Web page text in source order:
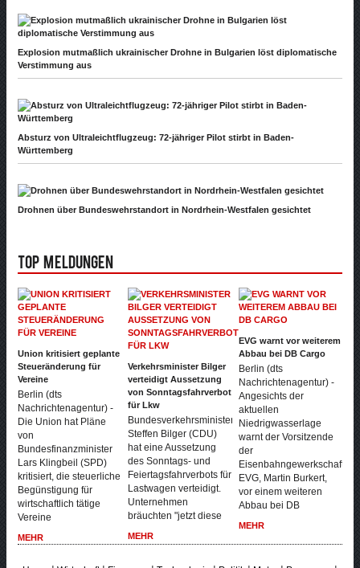
Explosion mutmaßlich ukrainischer Drohne in Bulgarien löst diplomatische
Verstimmung aus
Absturz von Ultraleichtflugzeug: 72-jähriger Pilot stirbt in Baden-
Württemberg
Drohnen über Bundeswehrstandort in Nordrhein-Westfalen gesichtet
Top Meldungen
Union kritisiert geplante
Steueränderung für
Vereine
Berlin (dts
Nachrichtenagentur) -
Die Union hat Pläne
von
Bundesfinanzminister
Lars Klingbeil (SPD)
kritisiert, die steuerliche
Begünstigung für
wirtschaftlich tätige
Vereine
MEHR
Verkehrsminister Bilger
verteidigt Aussetzung
von Sonntagsfahrverbot
für Lkw
Bundesverkehrsminister
Steffen Bilger (CDU)
hat eine Aussetzung
des Sonntags- und
Feiertagsfahrverbots für
Lastwagen verteidigt.
Unternehmen
bräuchten "jetzt diese
MEHR
EVG warnt vor weiterem
Abbau bei DB Cargo
Berlin (dts
Nachrichtenagentur) -
Angesichts der
aktuellen
Niedrigwasserlage
warnt der Vorsitzende
der
Eisenbahngewerkschaft
EVG, Martin Burkert,
vor einem weiteren
Abbau bei DB
MEHR